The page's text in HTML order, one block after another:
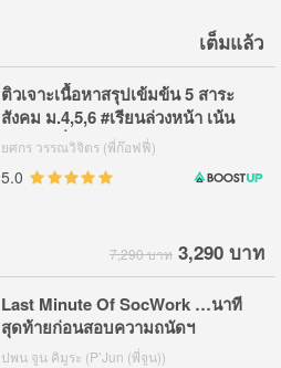
เต็มแล้ว
ติวเจาะเนื้อหาสรุปเข้มข้น 5 สาระ
สังคม ม.4,5,6 #เรียนล่วงหน้า เน้น
เทคนิคเพิ่มเกรด+สอบติด ม.ดัง
ยศกร วรรณวิจิตร (พี่ก๊อฟฟี่)
5.0
7,290 บาท 3,290 บาท
Last Minute Of SocWork …นาที
สุดท้ายก่อนสอบความถนัดฯ
สังคมสงเคราะห์
ปพน จูน คิมูระ (P’Jun (พี่จูน))